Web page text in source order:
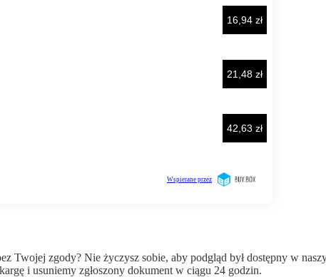
Twojej zgody? Nie życzysz sobie, aby podgląd był dostępny w
i usuniemy zgłoszony dokument w ciągu 24 godzin.